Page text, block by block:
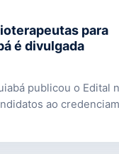
para
é divulgada
publicou o Edital
ao